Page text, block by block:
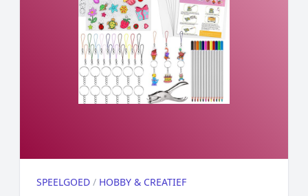
SPEELGOED / HOBBY & CREATIEF